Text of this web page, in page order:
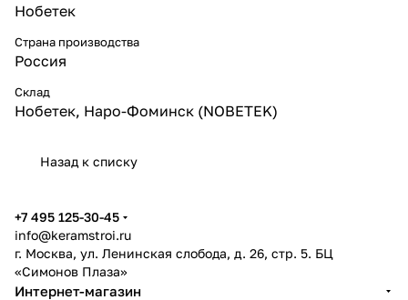
Нобетек
Страна производства
Россия
Склад
Нобетек, Наро-Фоминск (NOBETEK)
Назад к списку
+7 495 125-30-45
info@keramstroi.ru
г. Москва, ул. Ленинская слобода, д. 26, стр. 5. БЦ
«Симонов Плаза»
Интернет-магазин